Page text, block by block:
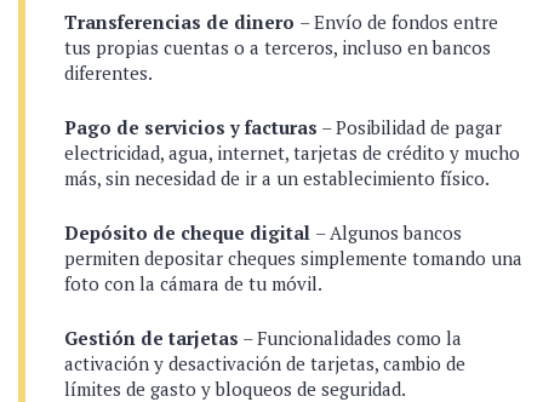
Transferencias de dinero – Envío de fondos entre
tus propias cuentas o a terceros, incluso en bancos
diferentes.
Pago de servicios y facturas – Posibilidad de pagar
electricidad, agua, internet, tarjetas de crédito y mucho
más, sin necesidad de ir a un establecimiento físico.
Depósito de cheque digital – Algunos bancos
permiten depositar cheques simplemente tomando una
foto con la cámara de tu móvil.
Gestión de tarjetas – Funcionalidades como la
activación y desactivación de tarjetas, cambio de
límites de gasto y bloqueos de seguridad.